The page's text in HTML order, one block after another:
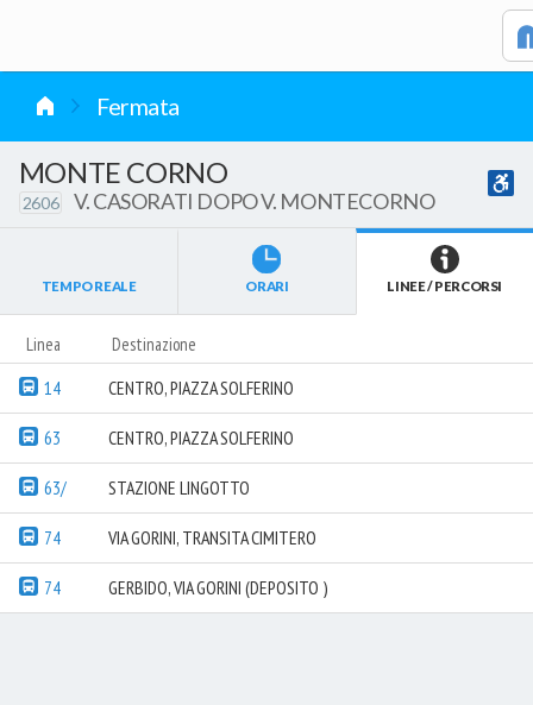
Fermata
MONTE CORNO
2606 V. CASORATI DOPO V. MONTECORNO
TEMPO REALE ORARI LINEE / PERCORSI
Linea Destinazione
14 CENTRO, PIAZZA SOLFERINO
63 CENTRO, PIAZZA SOLFERINO
63/ STAZIONE LINGOTTO
74 VIA GORINI, TRANSITA CIMITERO
74 GERBIDO, VIA GORINI (DEPOSITO )